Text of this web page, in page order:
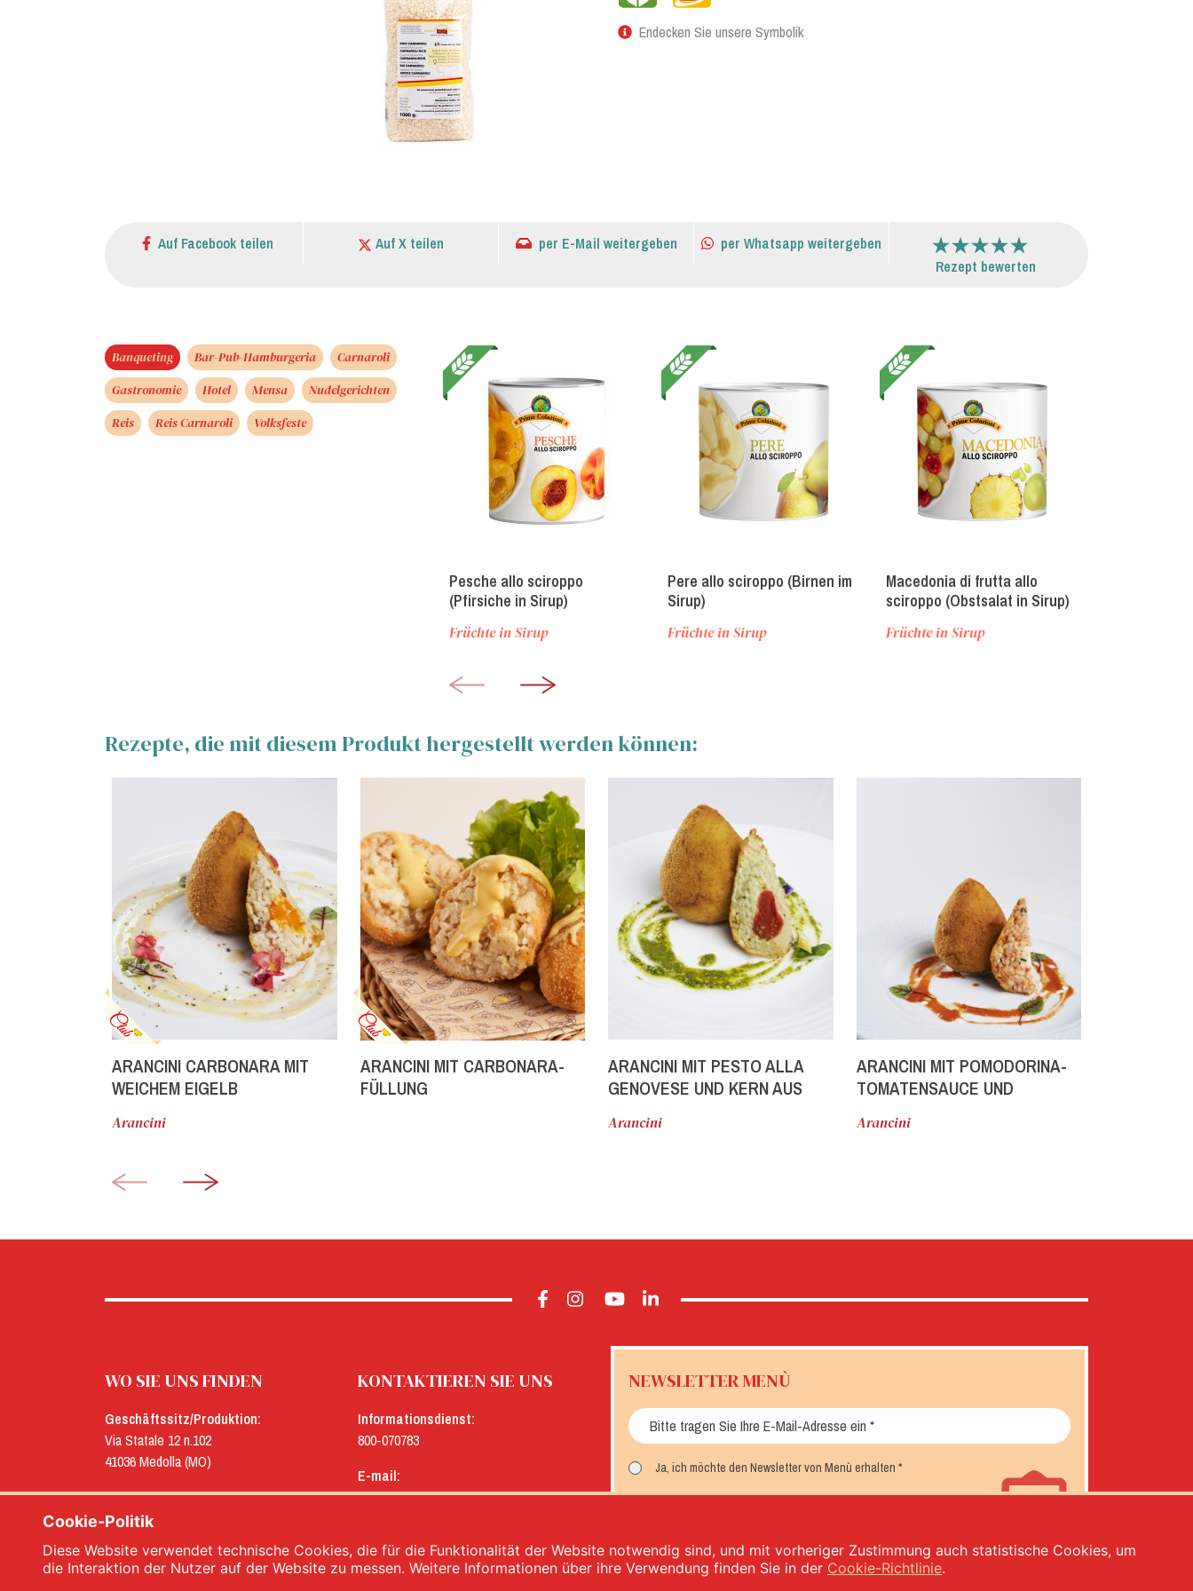
Endecken Sie unsere Symbolik
Auf Facebook teilen Auf X teilen per E-Mail weitergeben
per Whatsapp weitergeben
Rezept bewerten
Banqueting Bar-Pub-Hamburgeria
Carnaroli
Gastronomie
Hotel Mensa
Nudelgerichten
Reis
Reis Carnaroli Volksfeste
Pesche allo sciroppo
(Pfirsiche in Sirup)
Früchte in Sirup
Pere allo sciroppo (Birnen im
Sirup)
Früchte in Sirup
Macedonia di frutta allo
sciroppo (Obstsalat in Sirup)
Früchte in Sirup
Rezepte, die mit diesem Produkt hergestellt werden können:
ARANCINI CARBONARA MIT
WEICHEM EIGELB
Arancini
ARANCINI MIT CARBONARA-
FÜLLUNG
ARANCINI MIT PESTO ALLA
GENOVESE UND KERN AUS
Arancini
ARANCINI MIT POMODORINA-
TOMATENSAUCE UND
Arancini
WO SIE UNS FINDEN
Geschäftssitz/Produktion:
Via Statale 12 n.102
41036 Medolla (MO)
Verwaltung:
Via Concordia n.25
KONTAKTIEREN SIE UNS
Informationsdienst:
800-070783
E-mail:
menu@menu.it
NEWSLETTER MENÙ
Ja, ich möchte den Newsletter von Menù erhalten *
Cookie-Politik
Diese Website verwendet technische Cookies, die für die Funktionalität der Website notwendig sind, und mit vorheriger Zustimmung auch statistische Cookies, um
die Interaktion der Nutzer auf der Website zu messen. Weitere Informationen über ihre Verwendung finden Sie in der Cookie-Richtlinie.